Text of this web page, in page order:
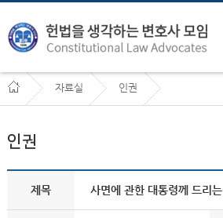
자료실 인권
인권
제목 사면에 관한 대통령께 드리